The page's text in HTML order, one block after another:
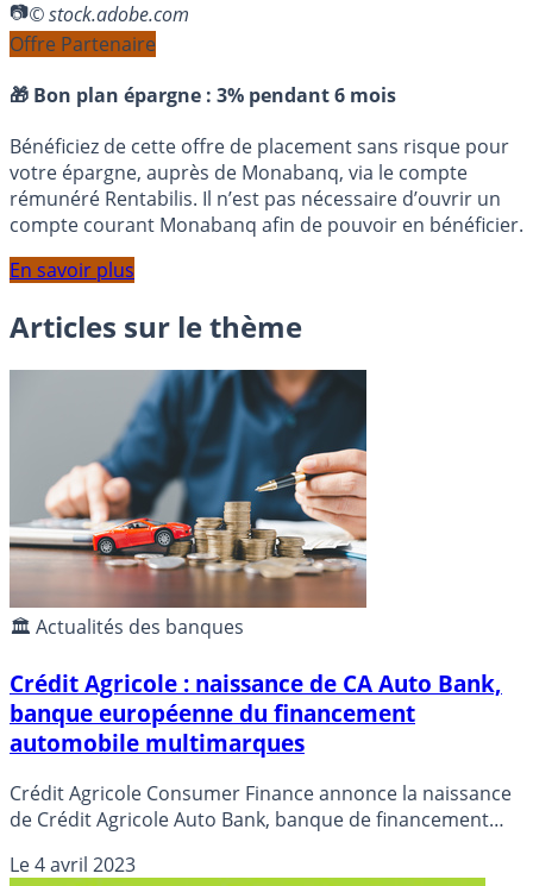
© stock.adobe.com
Offre Partenaire
🎁 Bon plan épargne : 3% pendant 6 mois
Bénéficiez de cette offre de placement sans risque pour
votre épargne, auprès de Monabanq, via le compte
rémunéré Rentabilis. Il n’est pas nécessaire d’ouvrir un
compte courant Monabanq afin de pouvoir en bénéficier.
En savoir plus
Articles sur le thème
🏛️ Actualités des banques
Crédit Agricole : naissance de CA Auto Bank,
banque européenne du financement
automobile multimarques
Crédit Agricole Consumer Finance annonce la naissance
de Crédit Agricole Auto Bank, banque de financement
Le4 avril 2023